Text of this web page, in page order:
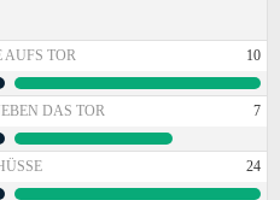
AUFS TOR 10
DAS TOR 7
24